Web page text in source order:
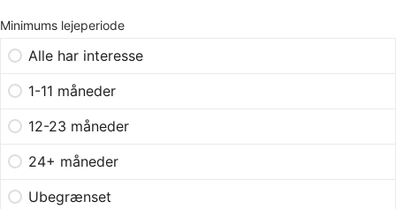
Minimums lejeperiode
Alle har interesse
1-11 måneder
12-23 måneder
24+ måneder
Ubegrænset